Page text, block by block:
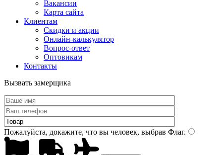
Вакансии
Карта сайта
Клиентам
Скидки и акции
Онлайн-калькулятор
Вопрос-ответ
Оптовикам
Контакты
Вызвать замерщика
Пожалуйста, докажите, что вы человек, выбрав Флаг.